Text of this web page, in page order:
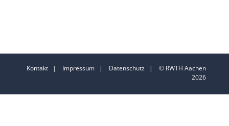
Kontakt | Impressum | Datenschutz | © RWTH Aachen
2026